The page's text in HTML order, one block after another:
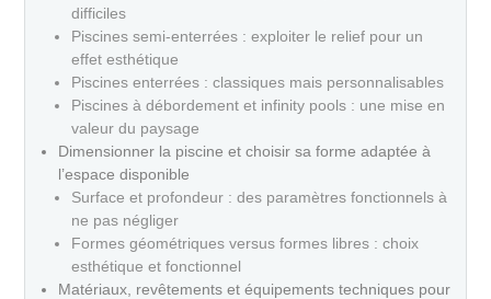
difficiles
Piscines semi-enterrées : exploiter le relief pour un
effet esthétique
Piscines enterrées : classiques mais personnalisables
Piscines à débordement et infinity pools : une mise en
valeur du paysage
Dimensionner la piscine et choisir sa forme adaptée à
l’espace disponible
Surface et profondeur : des paramètres fonctionnels à
ne pas négliger
Formes géométriques versus formes libres : choix
esthétique et fonctionnel
Matériaux, revêtements et équipements techniques pour